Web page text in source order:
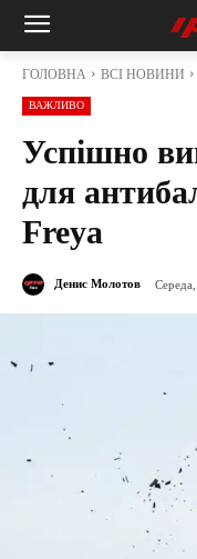
ГОЛОВНА ВСІ НОВИНИ
ВАЖЛИВО
Успішно
для
Freya
Денис Молотов